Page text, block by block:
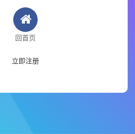
回首页
立即注册